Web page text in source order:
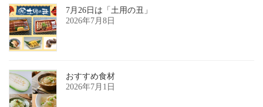
7月26日は「土用の丑」
2026年7月8日
おすすめ食材
2026年7月1日